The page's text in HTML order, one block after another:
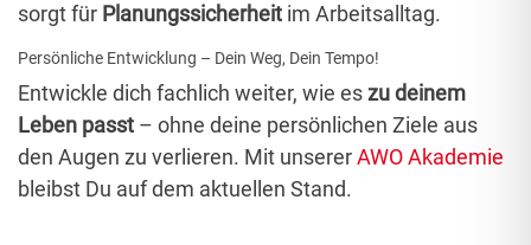
sorgt für Planungssicherheit im Arbeitsalltag.
Persönliche Entwicklung – Dein Weg, Dein Tempo!
Entwickle dich fachlich weiter, wie eszu deinem
Leben passt – ohne deine persönlichen Ziele aus
den Augen zu verlieren. Mit unsererAWO Akademie
bleibst Du auf dem aktuellen Stand.